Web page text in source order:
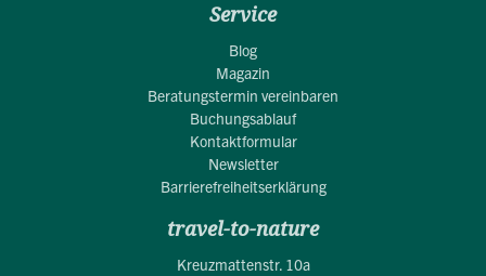
Service
Blog
Magazin
Beratungstermin vereinbaren
Buchungsablauf
Kontaktformular
Newsletter
Barrierefreiheitserklärung
travel-to-nature
Kreuzmattenstr. 10a